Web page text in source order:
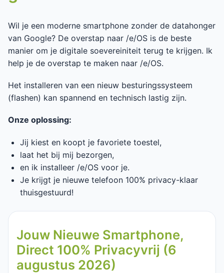
Wil je een moderne smartphone zonder de datahonger
van Google? De overstap naar /e/OS is de beste
manier om je digitale soevereiniteit terug te krijgen. Ik
help je de overstap te maken naar /e/OS.
Het installeren van een nieuw besturingssysteem
(flashen) kan spannend en technisch lastig zijn.
Onze oplossing:
Jij kiest en koopt je favoriete toestel,
laat het bij mij bezorgen,
en ik installeer /e/OS voor je.
Je krijgt je nieuwe telefoon 100% privacy-klaar
thuisgestuurd!
Jouw Nieuwe Smartphone,
Direct 100% Privacyvrij (6
augustus 2026)